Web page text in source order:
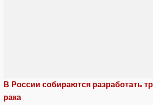
В России собираются разработать
рака